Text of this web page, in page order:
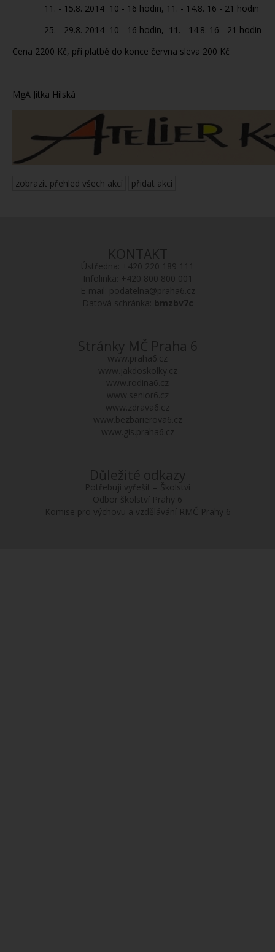
11. - 15.8. 2014 10 - 16 hodin, 11. - 14.8. 16 - 21 hodin
25. - 29.8. 2014 10 - 16 hodin, 11. - 14.8. 16 - 21 hodin
Cena 2200 Kč, při platbě do konce června sleva 200 Kč
MgA Jitka Hilská
zobrazit přehled všech akcí přidat akci
KONTAKT
Ústředna: +420 220 189 111
Infolinka: +420 800 800 001
E-mail: podatelna@praha6.cz
Datová schránka: bmzbv7c
Stránky MČ Praha 6
www.praha6.cz
www.jakdoskolky.cz
www.rodina6.cz
www.senior6.cz
www.zdrava6.cz
www.bezbarierova6.cz
www.gis.praha6.cz
Důležité odkazy
Potřebuji vyřešit – Školství
Odbor školství Prahy 6
Komise pro výchovu a vzdělávání RMČ Prahy 6